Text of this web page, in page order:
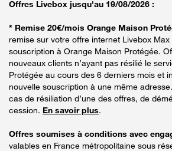
Offres Livebox jusqu'au 19/08/2026 :
* Remise 20€/mois Orange Maison
remise sur votre offre internet Livebox
souscription à Orange Maison Protégée.
nouveaux clients n’ayant pas résilié le
Protégée au cours des 6 derniers mois et
nouvelle souscription à une même
cas de résiliation d’une des offres, de
cession. En savoir plus.
Offres soumises à conditions avec
valables en France métropolitaine sous